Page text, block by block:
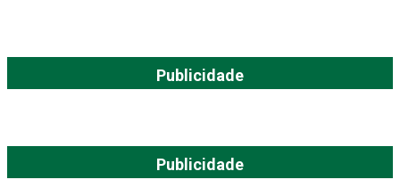
Publicidade
Publicidade